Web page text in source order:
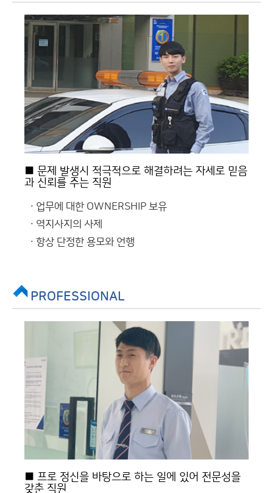
■ 문제 발생시 적극적으로 해결하려는 자세로 믿음
과 신뢰를 주는 직원
업무에 대한 OWNERSHIP 보유
역지사지의 사제
항상 단정한 용모와 언행
PROFESSIONAL
■ 프로 정신을 바탕으로 하는 일에 있어 전문성을
갖춘 직원